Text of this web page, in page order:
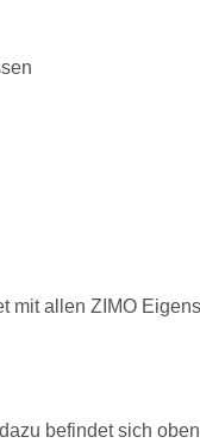
mit allen ZIMO
befindet sich